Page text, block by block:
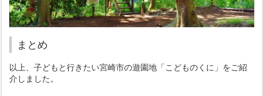
まとめ
以上、子どもと行きたい宮崎市の遊園地「こどものくに」をご紹
介しました。